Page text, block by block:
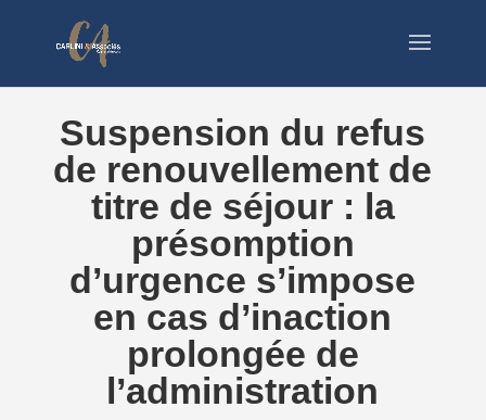
Suspension du refus
de renouvellement de
titre de séjour : la
présomption
d’urgence s’impose
en cas d’inaction
prolongée de
l’administration